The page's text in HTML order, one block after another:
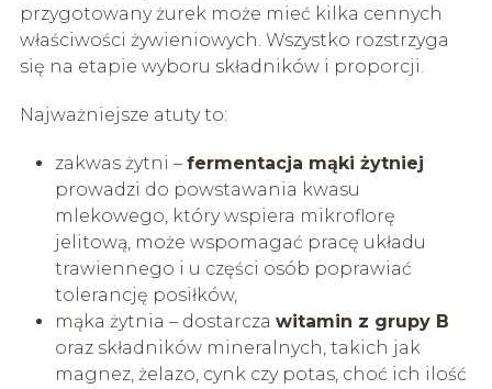
przygotowany żurek może mieć kilka cennych
właściwości żywieniowych. Wszystko rozstrzyga
się na etapie wyboru składników i proporcji.
Najważniejsze atuty to:
zakwas żytni – fermentacja mąki żytniej
prowadzi do powstawania kwasu
mlekowego, który wspiera mikroflorę
jelitową, może wspomagać pracę układu
trawiennego i u części osób poprawiać
tolerancję posiłków,
mąka żytnia – dostarcza witamin z grupy B
oraz składników mineralnych, takich jak
magnez, żelazo, cynk czy potas, choć ich ilość